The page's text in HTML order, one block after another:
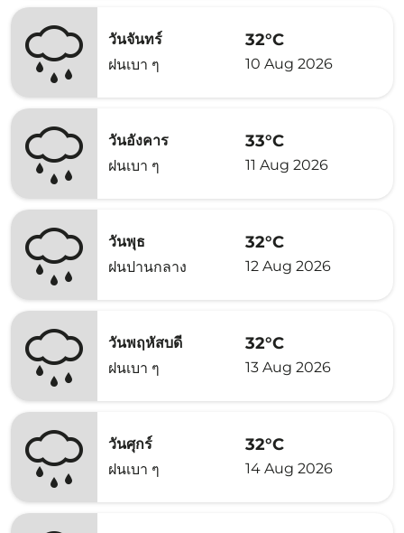
วันจันทร์
ฝนเบา ๆ
32°C
10 Aug 2026
วันอังคาร
ฝนเบา ๆ
33°C
11 Aug 2026
วันพุธ
ฝนปานกลาง
32°C
12 Aug 2026
วันพฤหัสบดี
ฝนเบา ๆ
32°C
13 Aug 2026
วันศุกร์
ฝนเบา ๆ
32°C
14 Aug 2026